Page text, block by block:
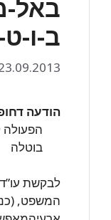
ב-ו-
הודעה
בוטלה
לבקשת
המשפט,